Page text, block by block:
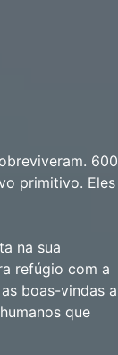
600
primitivo. Eles
na sua
refúgio com a
boas-vindas a
que